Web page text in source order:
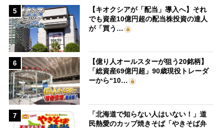
5
【キオクシアが「配当」導入へ】それ
でも資産10億円超の配当株投資の達人
が「買う…
6
【億り人オールスターが狙う20銘柄】
「総資産69億円超」90歳現役トレーダ
ーから“10…
7
「北海道で知らない人はいない！」道
民熱愛のカップ焼きそば「やきそば弁